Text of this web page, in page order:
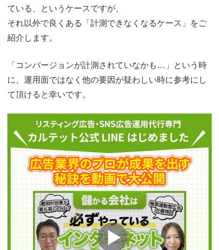
ている、というケースですが、
それ以外で良くある「計測できなくなるケース」をご
紹介します。
「コンバージョンが計測されていなかも…」という時
に、運用面ではなく他の要因が疑わしい時に参考にし
て頂けると幸いです。